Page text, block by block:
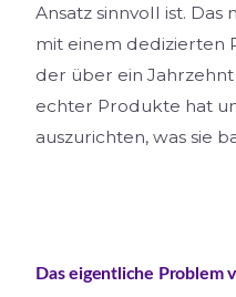
Ansatz sinnvoll ist.
mit einem dedizierten
der über ein
echter Produkte hat
auszurichten, was sie
Das eigentliche Problem